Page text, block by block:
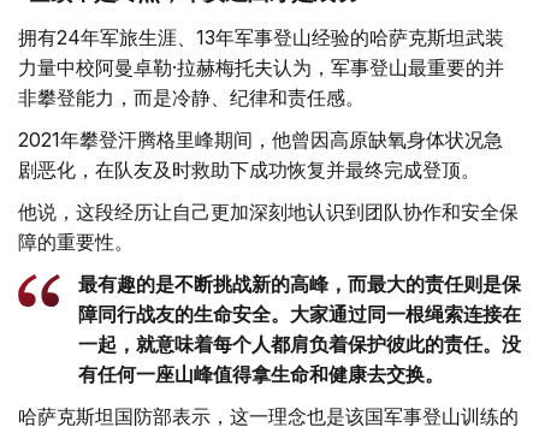
拥有24年军旅生涯、13年军事登山经验的哈萨克斯坦武装
力量中校阿曼卓勒·拉赫梅托夫认为，军事登山最重要的并
非攀登能力，而是冷静、纪律和责任感。
2021年攀登汗腾格里峰期间，他曾因高原缺氧身体状况急
剧恶化，在队友及时救助下成功恢复并最终完成登顶。
他说，这段经历让自己更加深刻地认识到团队协作和安全保
障的重要性。
最有趣的是不断挑战新的高峰，而最大的责任则是保
障同行战友的生命安全。大家通过同一根绳索连接在
一起，就意味着每个人都肩负着保护彼此的责任。没
有任何一座山峰值得拿生命和健康去交换。
哈萨克斯坦国防部表示，这一理念也是该国军事登山训练的